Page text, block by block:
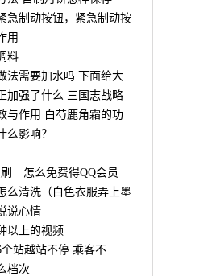
急制动按钮，紧急制动按
用
料
法需要加水吗 下面给大
加强了什么 三国志战略
与作用 白芍鹿角霜的功
么影响？
刷 怎么免费得QQ会员
么清洗（白色衣服弄上墨
说心情
以上的视频
站越站不停 乘客不
档次